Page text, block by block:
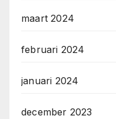
maart 2024
februari 2024
januari 2024
december 2023